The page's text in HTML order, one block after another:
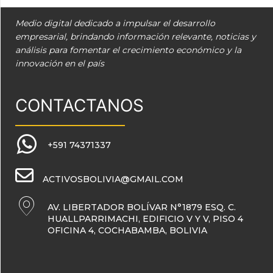
Medio digital dedicado a impulsar el desarrollo
empresarial, brindando información relevante, noticias y
análisis para fomentar el crecimiento económico y la
innovación en el país
CONTACTANOS
+591 74371337
ACTIVOSBOLIVIA@GMAIL.COM
AV. LIBERTADOR BOLÍVAR N°1879 ESQ. C.
HUALLPARRIMACHI, EDIFICIO V Y V, PISO 4
OFICINA 4, COCHABAMBA, BOLIVIA